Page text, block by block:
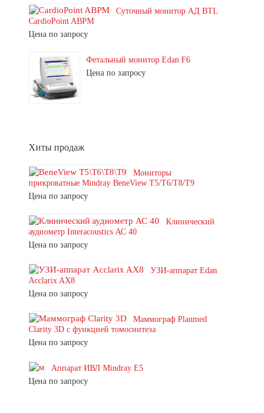
Суточный монитор АД BTL
CardioPoint ABPM
Цена по запросу
Фетальный монитор Edan F6
Цена по запросу
Хиты продаж
Мониторы
прикроватные Mindray BeneView T5/T6/T8/T9
Цена по запросу
Клинический
аудиометр Interacoustics АС 40
Цена по запросу
УЗИ-аппарат Edan
Acclarix AX8
Цена по запросу
Маммограф Planmed
Clarity 3D с функцией томосинтеза
Цена по запросу
Аппарат ИВЛ Mindray E5
Цена по запросу